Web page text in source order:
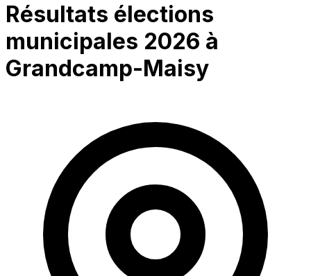
Résultats élections
municipales 2026 à
Grandcamp-Maisy